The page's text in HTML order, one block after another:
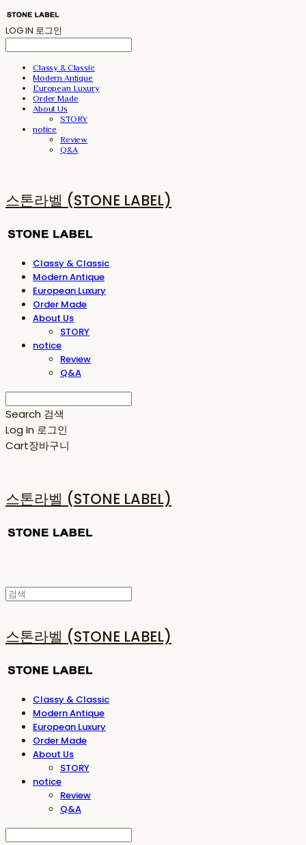
LOG IN 로그인
Classy & Classic
Modern Antique
European Luxury
Order Made
About Us
STORY
notice
Review
Q&A
스톤라벨 (STONE LABEL)
Classy & Classic
Modern Antique
European Luxury
Order Made
About Us
STORY
notice
Review
Q&A
Search 검색
Log In 로그인
Cart장바구니
스톤라벨 (STONE LABEL)
스톤라벨 (STONE LABEL)
Classy & Classic
Modern Antique
European Luxury
Order Made
About Us
STORY
notice
Review
Q&A